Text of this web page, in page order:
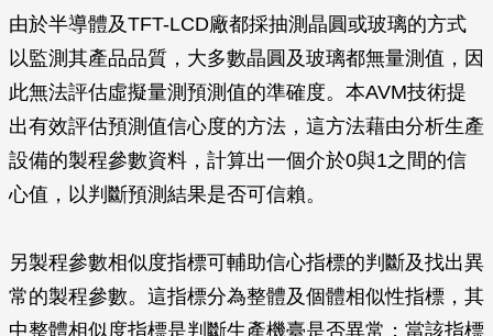
由於半導體及TFT-LCD廠都採抽測晶圓或玻璃的方式
以監測其產品品質，大多數晶圓及玻璃都無量測值，因
此無法評估虛擬量測預測值的準確度。本AVM技術提
出有效評估預測值信心度的方法，這方法藉由分析生產
設備的製程參數資料，計算出一個介於0與1之間的信
心值，以判斷預測結果是否可信賴。
另製程參數相似度指標可輔助信心指標的判斷及找出異
常的製程參數。這指標分為整體及個體相似性指標，其
中整體相似度指標是判斷生產機臺是否異常；當該指標